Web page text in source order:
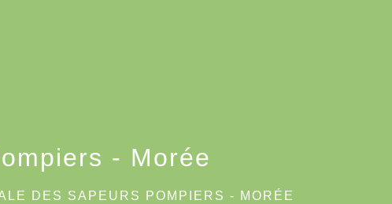
- Morée
DES SAPEURS POMPIERS - MORÉE